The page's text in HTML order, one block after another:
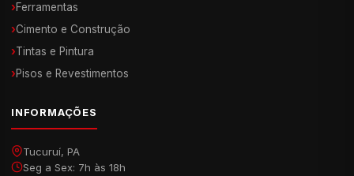
›Ferramentas
›Cimento e Construção
›Tintas e Pintura
›Pisos e Revestimentos
INFORMAÇÕES
Tucuruí, PA
Seg a Sex: 7h às 18h